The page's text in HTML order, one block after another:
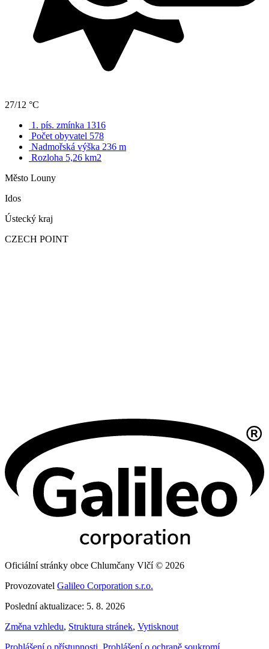
27/12 °C
1. pís. zmínka 1316
Počet obyvatel 578
Nadmořská výška 236 m
Rozloha 5,26 km2
Město Louny
Idos
Ústecký kraj
CZECH POINT
Oficiální stránky obce Chlumčany Vlčí © 2026
Provozovatel Galileo Corporation s.r.o.
Poslední aktualizace: 5. 8. 2026
Změna vzhledu, Struktura stránek, Vytisknout
Prohlášení o přístupnosti Prohlášení o ochraně soukromí,